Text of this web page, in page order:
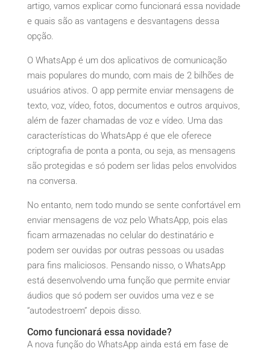
artigo, vamos explicar como funcionará essa novidade
e quais são as vantagens e desvantagens dessa
opção.
O WhatsApp é um dos aplicativos de comunicação
mais populares do mundo, com mais de 2 bilhões de
usuários ativos. O app permite enviar mensagens de
texto, voz, vídeo, fotos, documentos e outros arquivos,
além de fazer chamadas de voz e vídeo. Uma das
características do WhatsApp é que ele oferece
criptografia de ponta a ponta, ou seja, as mensagens
são protegidas e só podem ser lidas pelos envolvidos
na conversa.
No entanto, nem todo mundo se sente confortável em
enviar mensagens de voz pelo WhatsApp, pois elas
ficam armazenadas no celular do destinatário e
podem ser ouvidas por outras pessoas ou usadas
para fins maliciosos. Pensando nisso, o WhatsApp
está desenvolvendo uma função que permite enviar
áudios que só podem ser ouvidos uma vez e se
“autodestroem” depois disso.
Como funcionará essa novidade?
A nova função do WhatsApp ainda está em fase de